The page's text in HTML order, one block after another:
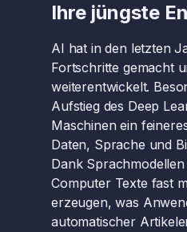
Ihre jüngste
AI hat in den letzten
Fortschritte gemacht
weiterentwickelt.
Aufstieg des Deep
Maschinen ein
Daten, Sprache und
Dank
Computer Texte fast
erzeugen, was
automatischer